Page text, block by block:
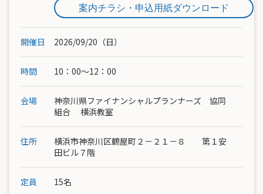
案内チラシ・申込用紙ダウンロード
開催日 2026/09/20（日）
時間 10：00～12：00
会場
神奈川県ファイナンシャルプランナーズ 協同
組合 横浜教室
住所
横浜市神奈川区鶴屋町２－２１－８ 第１安
田ビル７階
定員 15名